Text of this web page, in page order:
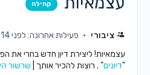
קהילה
ציבורי
פעילות אחרונה: לפני 14 שעות
עצמאיות! ליצירת דיון חדש בחרי את
דיונים" . רוצות להכיר אותך | שרשור